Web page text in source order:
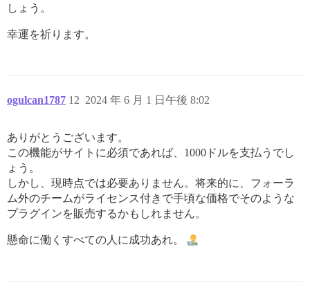
しょう。
幸運を祈ります。
ogulcan1787 2024 年 6 月 1 日午後 8:02
12
ありがとうございます。
この機能がサイトに必須であれば、1000ドルを支払うでし
ょう。
しかし、現時点では必要ありません。将来的に、フォーラ
ム外のチームがライセンス付きで手頃な価格でそのような
プラグインを販売するかもしれません。
懸命に働くすべての人に成功あれ。